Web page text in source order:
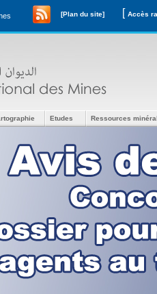
[Plan du site] [
Etudes Ressources